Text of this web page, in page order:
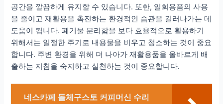
공간을 깔끔하게 유지할 수 있습니다. 또한, 일회용품의 사용
을 줄이고 재활용을 촉진하는 환경적인 습관을 길러나가는 데
도움이 됩니다. 폐기물 분리함을 보다 효율적으로 활용하기
위해서는 일정한 주기로 내용물을 비우고 청소하는 것이 중요
합니다. 주변 환경을 위해 더 나아가 재활용품을 올바르게 배
출하는 지침을 숙지하고 실천하는 것이 중요합니다.
네스카페 돌체구스토 커피머신 수리